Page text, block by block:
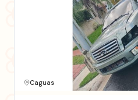
Caguas